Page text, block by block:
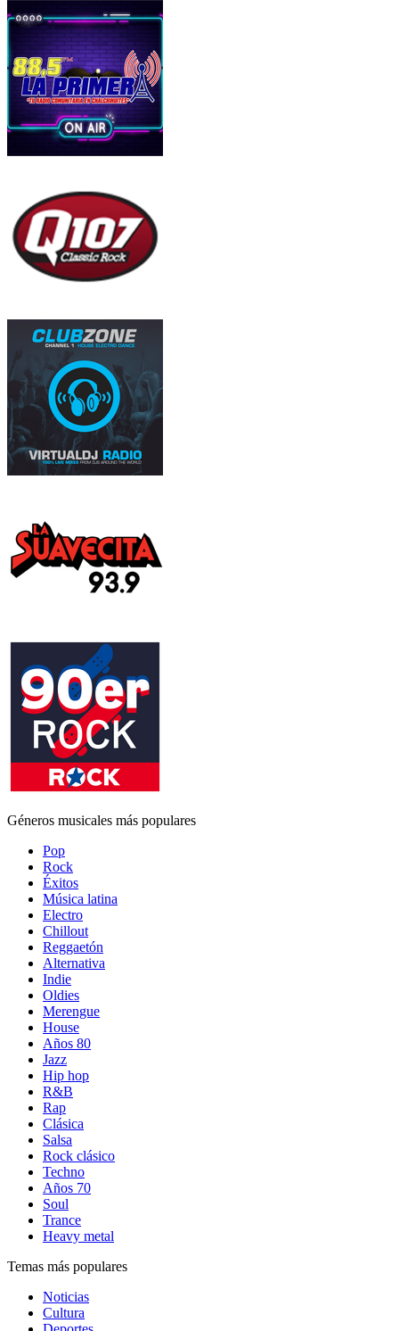
Géneros musicales más populares
Pop
Rock
Éxitos
Música latina
Electro
Chillout
Reggaetón
Alternativa
Indie
Oldies
Merengue
House
Años 80
Jazz
Hip hop
R&B
Rap
Clásica
Salsa
Rock clásico
Techno
Años 70
Soul
Trance
Heavy metal
Temas más populares
Noticias
Cultura